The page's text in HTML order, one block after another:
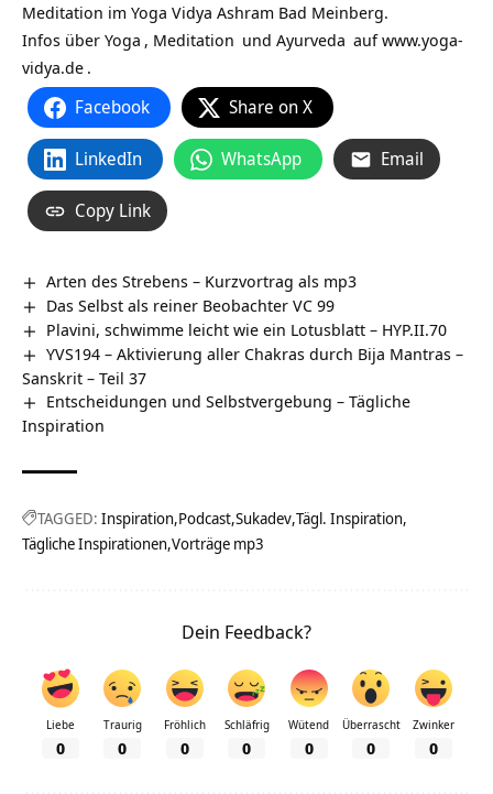
Meditation im Yoga Vidya Ashram Bad Meinberg.
Infos über Yoga , Meditation und Ayurveda aufwww.yoga-
vidya.de .
Facebook Share on X
LinkedIn WhatsApp Email
Copy Link
Arten des Strebens – Kurzvortrag als mp3
Das Selbst als reiner Beobachter VC 99
Plavini, schwimme leicht wie ein Lotusblatt – HYP.II.70
YVS194 – Aktivierung aller Chakras durch Bija Mantras –
Sanskrit – Teil 37
Entscheidungen und Selbstvergebung – Tägliche
Inspiration
TAGGED: Inspiration Podcast Sukadev Tägl. Inspiration
Tägliche Inspirationen Vorträge mp3
Dein Feedback?
Liebe
0
Traurig
0
Fröhlich
0
Schläfrig
0
Wütend
0
Überrascht
0
Zwinker
0